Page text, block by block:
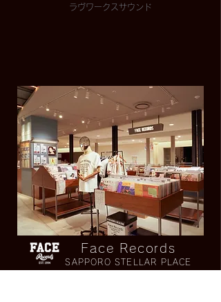
​ラヴワークスサウンド
Face Records
SAPPORO STELLAR PLACE